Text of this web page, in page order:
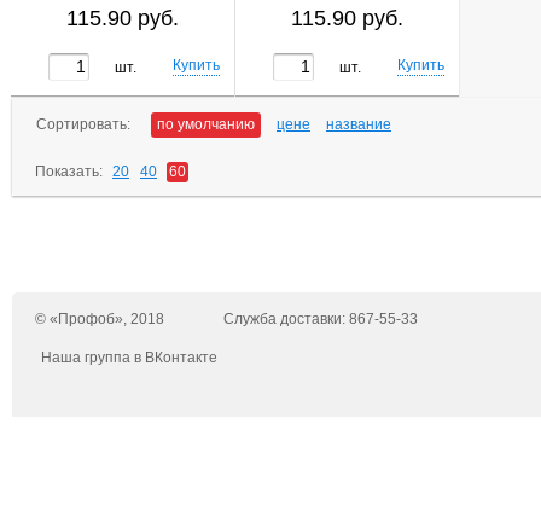
115.90 руб.
шт.
115.90 руб.
шт.
Сортировать: по умолчанию цене название
Показать: 20 40 60
© «Профоб», 2018 Служба доставки: 867-55-33
Наша группа в ВКонтакте